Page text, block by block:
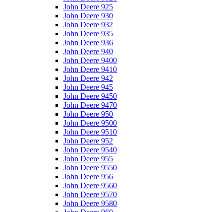
John Deere 925
John Deere 930
John Deere 932
John Deere 935
John Deere 936
John Deere 940
John Deere 9400
John Deere 9410
John Deere 942
John Deere 945
John Deere 9450
John Deere 9470
John Deere 950
John Deere 9500
John Deere 9510
John Deere 952
John Deere 9540
John Deere 955
John Deere 9550
John Deere 956
John Deere 9560
John Deere 9570
John Deere 9580